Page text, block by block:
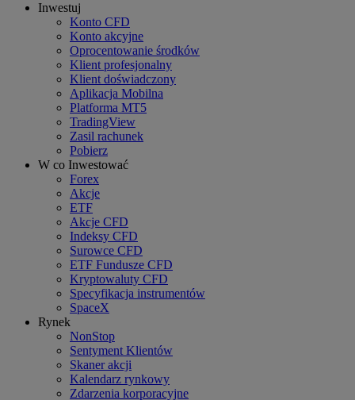
Inwestuj
Konto CFD
Konto akcyjne
Oprocentowanie środków
Klient profesjonalny
Klient doświadczony
Aplikacja Mobilna
Platforma MT5
TradingView
Zasil rachunek
Pobierz
W co Inwestować
Forex
Akcje
ETF
Akcje CFD
Indeksy CFD
Surowce CFD
ETF Fundusze CFD
Kryptowaluty CFD
Specyfikacja instrumentów
SpaceX
Rynek
NonStop
Sentyment Klientów
Skaner akcji
Kalendarz rynkowy
Zdarzenia korporacyjne